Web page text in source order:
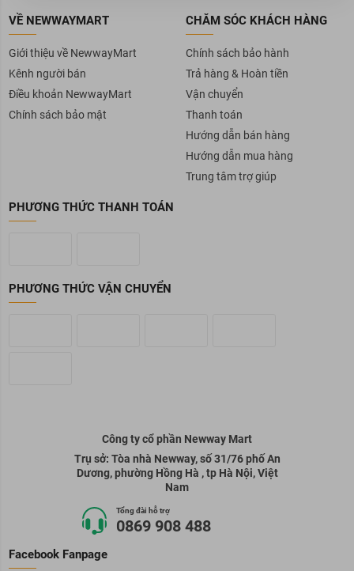
VỀ NEWWAYMART
Giới thiệu về NewwayMart
Kênh người bán
Điều khoản NewwayMart
Chính sách bảo mật
CHĂM SÓC KHÁCH HÀNG
Chính sách bảo hành
Trả hàng & Hoàn tiền
Vận chuyển
Thanh toán
Hướng dẫn bán hàng
Hướng dẫn mua hàng
Trung tâm trợ giúp
PHƯƠNG THỨC THANH TOÁN
PHƯƠNG THỨC VẬN CHUYỂN
Công ty cổ phần Newway Mart
Trụ sở: Tòa nhà Newway, số 31/76 phố An
Dương, phường Hồng Hà , tp Hà Nội, Việt
Nam
Tổng đài hỗ trợ
0869 908 488
Facebook Fanpage